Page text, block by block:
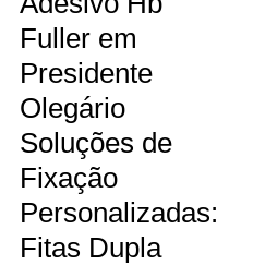
Fuller em
Presidente
Olegário
Soluções de
Fixação
Personalizadas:
Fitas Dupla